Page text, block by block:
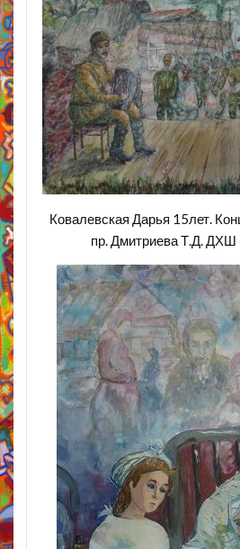
Ковалевская Дарья 15лет.
пр. Дмитриева Т.Д. ДХШ